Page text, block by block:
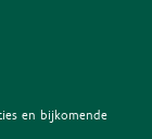
en bijkomende